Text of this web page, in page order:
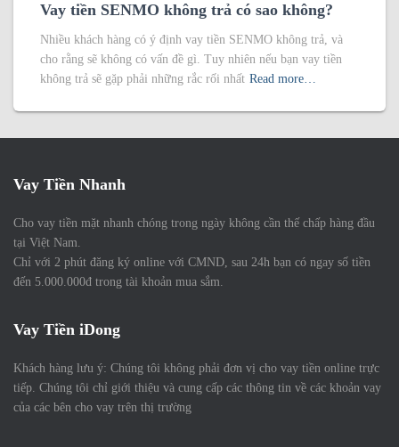
Vay tiền SENMO không trả có sao không?
Nhiều khách hàng có ý định vay tiền SENMO không trả, và
cho rằng sẽ không có vấn đề gì. Tuy nhiên nếu bạn vay tiền
không trả sẽ gặp phải những rắc rối nhất Read more…
Vay Tiền Nhanh
Cho vay tiền mặt nhanh chóng trong ngày không cần thế chấp hàng đầu
tại Việt Nam.
Chỉ với 2 phút đăng ký online với CMND, sau 24h bạn có ngay số tiền
đến 5.000.000đ trong tài khoản mua sắm.
Vay Tiền iDong
Khách hàng lưu ý: Chúng tôi không phải đơn vị cho vay tiền online trực
tiếp. Chúng tôi chỉ giới thiệu và cung cấp các thông tin về các khoản vay
của các bên cho vay trên thị trường